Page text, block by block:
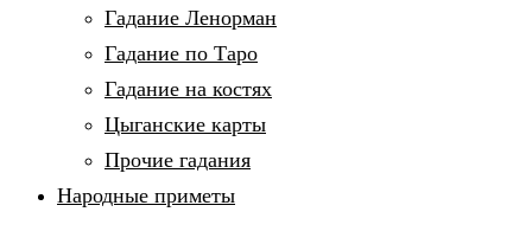
Гадание Ленорман
Гадание по Таро
Гадание на костях
Цыганские карты
Прочие гадания
Народные приметы